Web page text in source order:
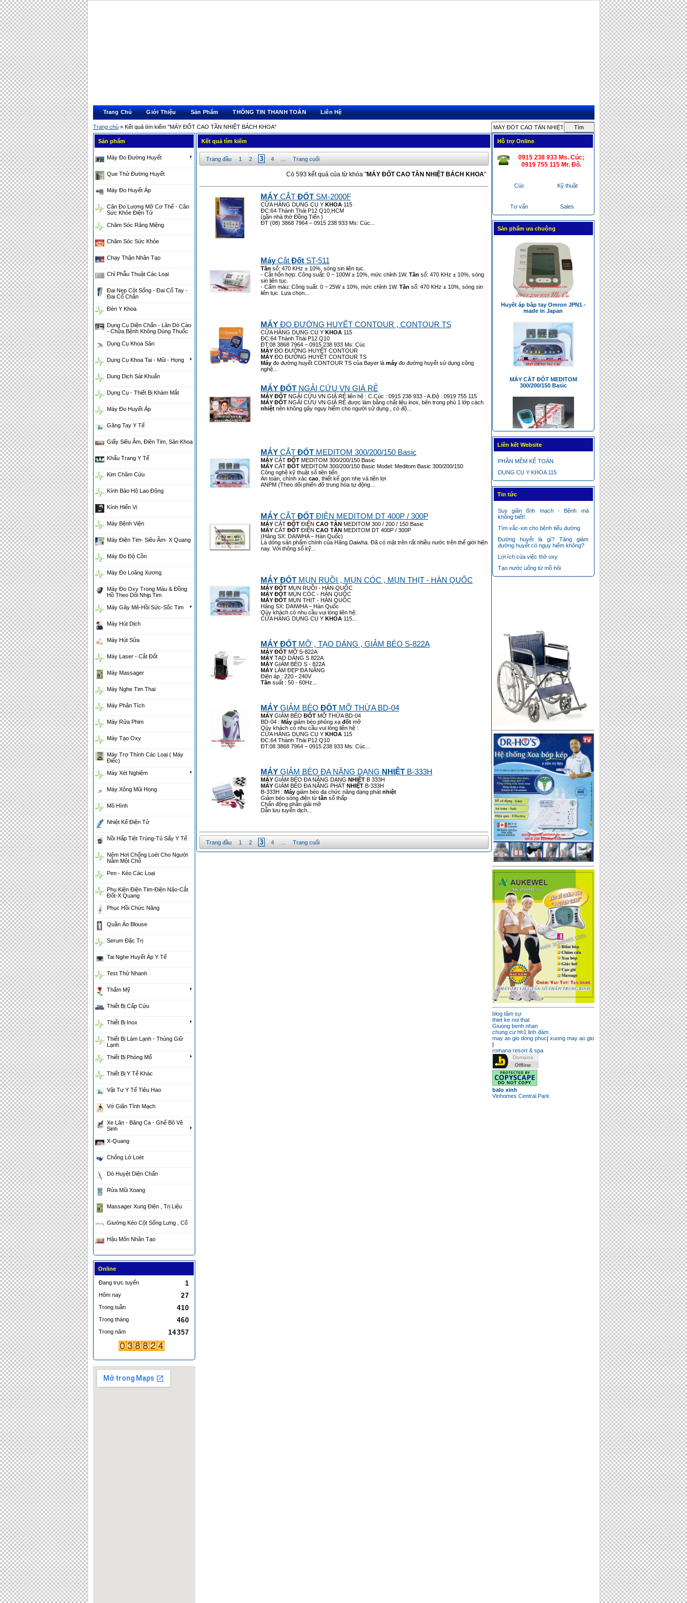
Trang Chủ Giới Thiệu Sản Phẩm THÔNG TIN THANH TOÁN Liên Hệ
Trang chủ» Kết quả tìm kiếm "MÁY ĐỐT CAO TẦN NHIỆT BÁCH KHOA"
Kết quả tìm kiếm
Trang đầu 1 2 3 4 Trang cuối
Có 593 kết quả của từ khóa "MÁY ĐỐT CAO TẦN NHIỆT BÁCH KHOA"
MÁYCẮT ĐỐTSM-2000F
CỬA HÀNG DỤNG CỤ Y KHOA115
ĐC:64 Thành Thái P12 Q10,HCM
(gần nhà thờ Đồng Tiến )
ĐT (08) 3868 7964 – 0915 238 933 Ms: Cúc...
MáyCắt ĐốtST-511
Tần số: 470 KHz ± 10%, sóng sin liên tục.
- Cắt hổn hợp: Công suất: 0 ~ 100W ± 10%, mức chỉnh 1W. Tần số: 470 KHz ± 10%, sóng
sin liên tục.
- Cấm máu: Công suất: 0 ~ 25W ± 10%, mức chỉnh 1W. Tần số: 470 KHz ± 10%, sóng sin
liên tục. Lựa chọn...
MÁYĐO ĐƯỜNG HUYẾT CONTOUR , CONTOUR TS
CỬA HÀNG DỤNG CỤ Y KHOA115
ĐC:64 Thành Thái P12 Q10
ĐT:08 3868 7964 – 0915 238 933 Ms: Cúc
MÁYĐO ĐƯỜNG HUYẾT CONTOUR
MÁYĐO ĐƯỜNG HUYẾT CONTOUR TS
Máyđo đường huyết CONTOUR TS của Bayer là máyđo đường huyết sử dụng công
nghệ...
MÁY ĐỐTNGẢI CỨU VN GIÁ RẺ
MÁY ĐỐTNGẢI CỨU VN GIÁ RẺ liên hệ : C.Cúc : 0915 238 933 - A.Độ : 0919 755 115
MÁY ĐỐTNGẢI CỨU VN GIÁ RẺ được làm bằng chất liệu inox, bên trong phủ 1 lớp cách
nhiệtnên không gây nguy hiểm cho người sử dụng , có độ...
MÁYCẮT ĐỐTMEDITOM 300/200/150 Basic
MÁYCẮT ĐỐTMEDITOM 300/200/150 Basic
MÁYCẮT ĐỐTMEDITOM 300/200/150 Basic Model: Meditom Basic 300/200/150
Công nghệ kỹ thuật số tiên tiến
An toàn, chính xác cao, thiết kế gọn nhẹ và tiện lợi
ANPM (Theo dõi phiến đỡ trung hòa tự động...
MÁYCẮT ĐỐTĐIỆN MEDITOM DT 400P / 300P
MÁYCẮT ĐỐTĐIỆN CAO TẦNMEDITOM 300 / 200 / 150 Basic
MÁYCẮT ĐỐTĐIỆN CAO TẦNMEDITOM DT 400P / 300P
(Hãng SX: DAIWHA – Hàn Quốc)
Là dòng sản phẩm chính của Hãng Daiwha. Đã có mặt trên rất nhiều nước trên thế giới hiện
nay. Với thông số kỹ...
MÁY ĐỐTMỤN RUỒI , MỤN CÓC , MỤN THỊT - HÀN QUỐC
MÁY ĐỐTMỤN RUỒI - HÀN QUỐC
MÁY ĐỐTMỤN CÓC - HÀN QUỐC
MÁY ĐỐTMỤN THỊT - HÀN QUỐC
Hãng SX: DAIWHA – Hàn Quốc
Qúy khách có nhu cầu vui lòng liên hệ:
CỬA HÀNG DỤNG CỤ Y KHOA115...
MÁY ĐỐTMỠ , TẠO DÁNG , GIẢM BÉO S-822A
MÁY ĐỐTMỠ S-822A
MÁYTẠO DÁNG S 822A
MÁYGIẢM BÉO S - 822A
MÁYLÀM ĐẸP ĐA NĂNG
Điện áp : 220 - 240V
Tần suất : 50 - 60Hz...
MÁYGIẢM BÉO ĐỐTMỠ THỪA BD-04
MÁYGIẢM BÉO ĐỐTMỠ THỪA BD-04
BD-04 : Máygiảm béo phóng xạ đốtmỡ
Qúy khách có nhu cầu vui lòng liên hệ :
CỬA HÀNG DỤNG CỤ Y KHOA115
ĐC:64 Thành Thái P12 Q10
ĐT:08 3868 7964 – 0915 238 933 Ms: Cúc...
MÁYGIẢM BÉO ĐA NĂNG DẠNG NHIỆTB-333H
MÁYGIẢM BÉO ĐA NĂNG DẠNG NHIỆTB 333H
MÁYGIẢM BÉO ĐA NĂNG PHÁT NHIỆTB-333H
B-333H : Máygiảm béo đa chức năng dạng phát nhiệt
Giảm béo sóng điện từ tần số thấp
Chấn động phân giải mỡ
Dẫn lưu tuyến dịch...
Trang đầu 1 2 3 4 Trang cuối
Sản phẩm
Máy Đo Đường Huyết
Que Thử Đường Huyết
Máy Đo Huyết Áp
Cân Đo Lượng Mỡ Cơ Thể - Cân
Sức Khỏe Điện Tử
Chăm Sóc Răng Miệng
Chăm Sóc Sức Khỏe
Chạy Thận Nhân Tạo
Chỉ Phẫu Thuật Các Loại
Đai Nẹp Cột Sống - Đai Cổ Tay -
Đai Cổ Chân
Đèn Y Khoa
Dụng Cụ Diện Chẩn - Lăn Dò Cào
- Chữa Bệnh Không Dùng Thuốc
Dụng Cụ Khoa Sản
Dụng Cụ Khoa Tai - Mũi - Họng
Dung Dịch Sát Khuẩn
Dụng Cụ - Thiết Bị Khám Mắt
Máy Đo Huyết Áp
Găng Tay Y Tế
Giấy Siêu Âm, Điện Tim, Sản Khoa
Khẩu Trang Y Tế
Kim Châm Cứu
Kính Bảo Hộ Lao Động
Kính Hiển Vi
Máy Bệnh Viện
Máy Điện Tim- Siêu Âm- X Quang
Máy Đo Độ Cồn
Máy Đo Loãng Xương
Máy Đo Oxy Trong Máu & Đồng
Hồ Theo Dõi Nhịp Tim
Máy Gây Mê-Hồi Sức-Sốc Tim
Máy Hút Dịch
Máy Hút Sữa
Máy Laser - Cắt Đốt
Máy Massager
Máy Nghe Tim Thai
Máy Phân Tích
Máy Rửa Phim
Máy Tạo Oxy
Máy Trợ Thính Các Loại ( Máy
Điếc)
Máy Xét Nghiệm
Máy Xông Mũi Họng
Mô Hình
Nhiệt Kế Điện Tử
Nồi Hấp Tiệt Trùng-Tủ Sấy Y Tế
Nệm Hơi Chống Loét Cho Người
Nằm Một Chỗ
Pen - Kéo Các Loại
Phụ Kiện Điện Tim-Điện Não-Cắt
Đốt-X Quang
Phục Hồi Chức Năng
Quần Áo Blouse
Serum Đặc Trị
Tai Nghe Huyết Áp Y Tế
Test Thử Nhanh
Thẩm Mỹ
Thiết Bị Cấp Cứu
Thiết Bị Inox
Thiết Bị Làm Lạnh - Thùng Giữ
Lạnh
Thiết Bị Phòng Mổ
Thiết Bị Y Tế Khác
Vật Tư Y Tế Tiêu Hao
Vớ Giãn Tĩnh Mạch
Xe Lăn - Băng Ca - Ghế Bô Vệ
Sinh
X-Quang
Chống Lở Loét
Dò Huyệt Diện Chẩn
Rửa Mũi Xoang
Massager Xung Điện , Trị Liệu
Giường Kéo Cột Sống Lưng , Cổ
Hậu Môn Nhân Tạo
Online
Đang trực tuyến 1
Hôm nay 27
Trong tuần 410
Trong tháng 460
Trong năm 14357
Hỗ trợ Online
0915 238 933 Ms. Cúc;
0919 755 115 Mr. Ðô.
Cúc Kỹ thuật
Tư vấn Sales
Sản phẩm ưa chuộng
May Oxy Cho Người Già
MÁY ĐO HUYẾT ÁP BP A2 Basic
Huyết áp bắp tay Omron JPN1 -
made in Japan
MÁY CẮT ĐỐT MEDITOM
300/200/150 Basic
TAY COAGUCHECKS
GIƯỜNG KÉO CỘT SỐNG LƯNG,
MÁY ĐO HUYẾT ÁP BP A2 Basic
Huyết áp bắp tay Omron JPN1 -
made in Japan
Liên kết Website
PHẦN MỀM KẾ TOÁN
DỤNG CỤ Y KHOA 115
Tin tức
Suy giãn tĩnh mạch - Bệnh mà
không biết!.
Tìm vắc-xin cho bệnh tiểu đường
Đường huyết là gì? Tăng giảm
đường huyết có nguy hiểm không?
Lợi ích của việc thở oxy
Tạo nước uống từ mồ hôi
blog tâm sự
thiet ke noi that
Giuong benh nhan
chung cư hh1 linh đàm
may ao gio dong phuc| xuong may ao gio
|
romana resort & spa
balo xinh
Vinhomes Central Park